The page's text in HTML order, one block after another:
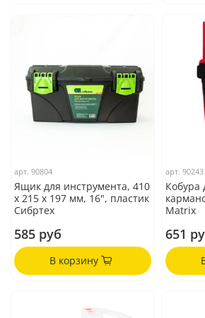
арт.90804
Ящик для инструмента, 410
х 215 х 197 мм, 16", пластик
Сибртех
585 руб
В корзину
арт.90243
Кобура
Matrix
651